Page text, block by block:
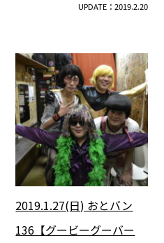
UPDATE：2019.2.20
2019.1.27(日) おとバン
136【グービーグーバー